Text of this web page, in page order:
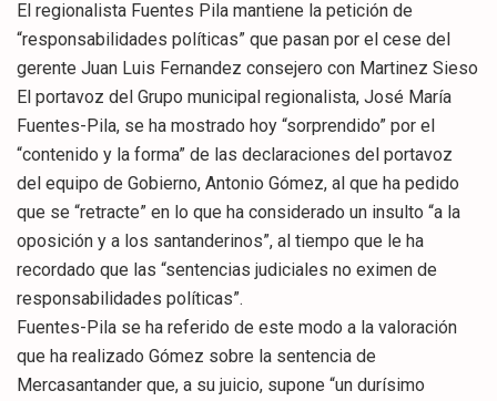
El regionalista Fuentes Pila mantiene la petición de
“responsabilidades políticas” que pasan por el cese del
gerente Juan Luis Fernandez consejero con Martinez Sieso
El portavoz del Grupo municipal regionalista, José María
Fuentes-Pila, se ha mostrado hoy “sorprendido” por el
“contenido y la forma” de las declaraciones del portavoz
del equipo de Gobierno, Antonio Gómez, al que ha pedido
que se “retracte” en lo que ha considerado un insulto “a la
oposición y a los santanderinos”, al tiempo que le ha
recordado que las “sentencias judiciales no eximen de
responsabilidades políticas”.
Fuentes-Pila se ha referido de este modo a la valoración
que ha realizado Gómez sobre la sentencia de
Mercasantander que, a su juicio, supone “un durísimo